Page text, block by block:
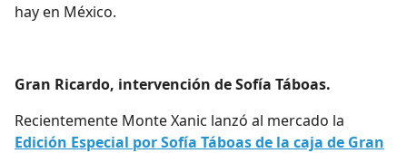
hay en México.
Gran Ricardo, intervención de Sofía Táboas.
Recientemente Monte Xanic lanzó al mercado la
Edición Especial por Sofía Táboas de la caja de Gran